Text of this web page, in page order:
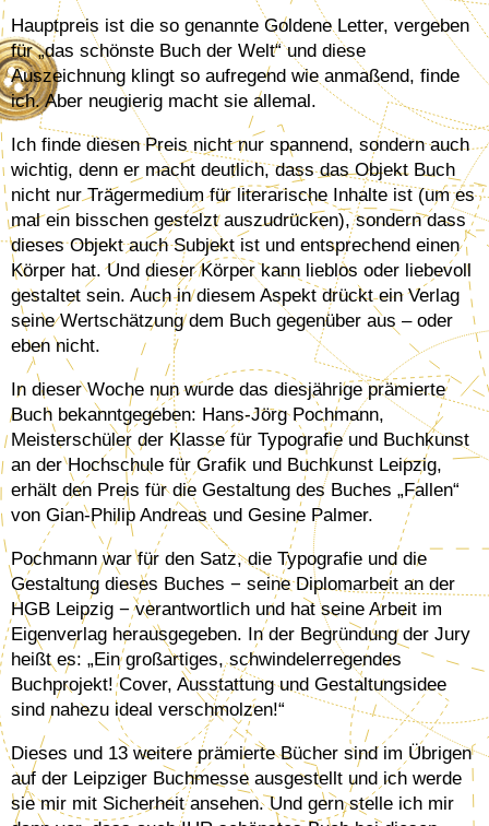
Hauptpreis ist die so genannte Goldene Letter, vergeben
für „das schönste Buch der Welt“ und diese
Auszeichnung klingt so aufregend wie anmaßend, finde
ich. Aber neugierig macht sie allemal.
Ich finde diesen Preis nicht nur spannend, sondern auch
wichtig, denn er macht deutlich, dass das Objekt Buch
nicht nur Trägermedium für literarische Inhalte ist (um es
mal ein bisschen gestelzt auszudrücken), sondern dass
dieses Objekt auch Subjekt ist und entsprechend einen
Körper hat. Und dieser Körper kann lieblos oder liebevoll
gestaltet sein. Auch in diesem Aspekt drückt ein Verlag
seine Wertschätzung dem Buch gegenüber aus – oder
eben nicht.
In dieser Woche nun wurde das diesjährige prämierte
Buch bekanntgegeben: Hans-Jörg Pochmann,
Meisterschüler der Klasse für Typografie und Buchkunst
an der Hochschule für Grafik und Buchkunst Leipzig,
erhält den Preis für die Gestaltung des Buches „Fallen“
von Gian-Philip Andreas und Gesine Palmer.
Pochmann war für den Satz, die Typografie und die
Gestaltung dieses Buches − seine Diplomarbeit an der
HGB Leipzig − verantwortlich und hat seine Arbeit im
Eigenverlag herausgegeben. In der Begründung der Jury
heißt es: „Ein großartiges, schwindelerregendes
Buchprojekt! Cover, Ausstattung und Gestaltungsidee
sind nahezu ideal verschmolzen!“
Dieses und 13 weitere prämierte Bücher sind im Übrigen
auf der Leipziger Buchmesse ausgestellt und ich werde
sie mir mit Sicherheit ansehen. Und gern stelle ich mir